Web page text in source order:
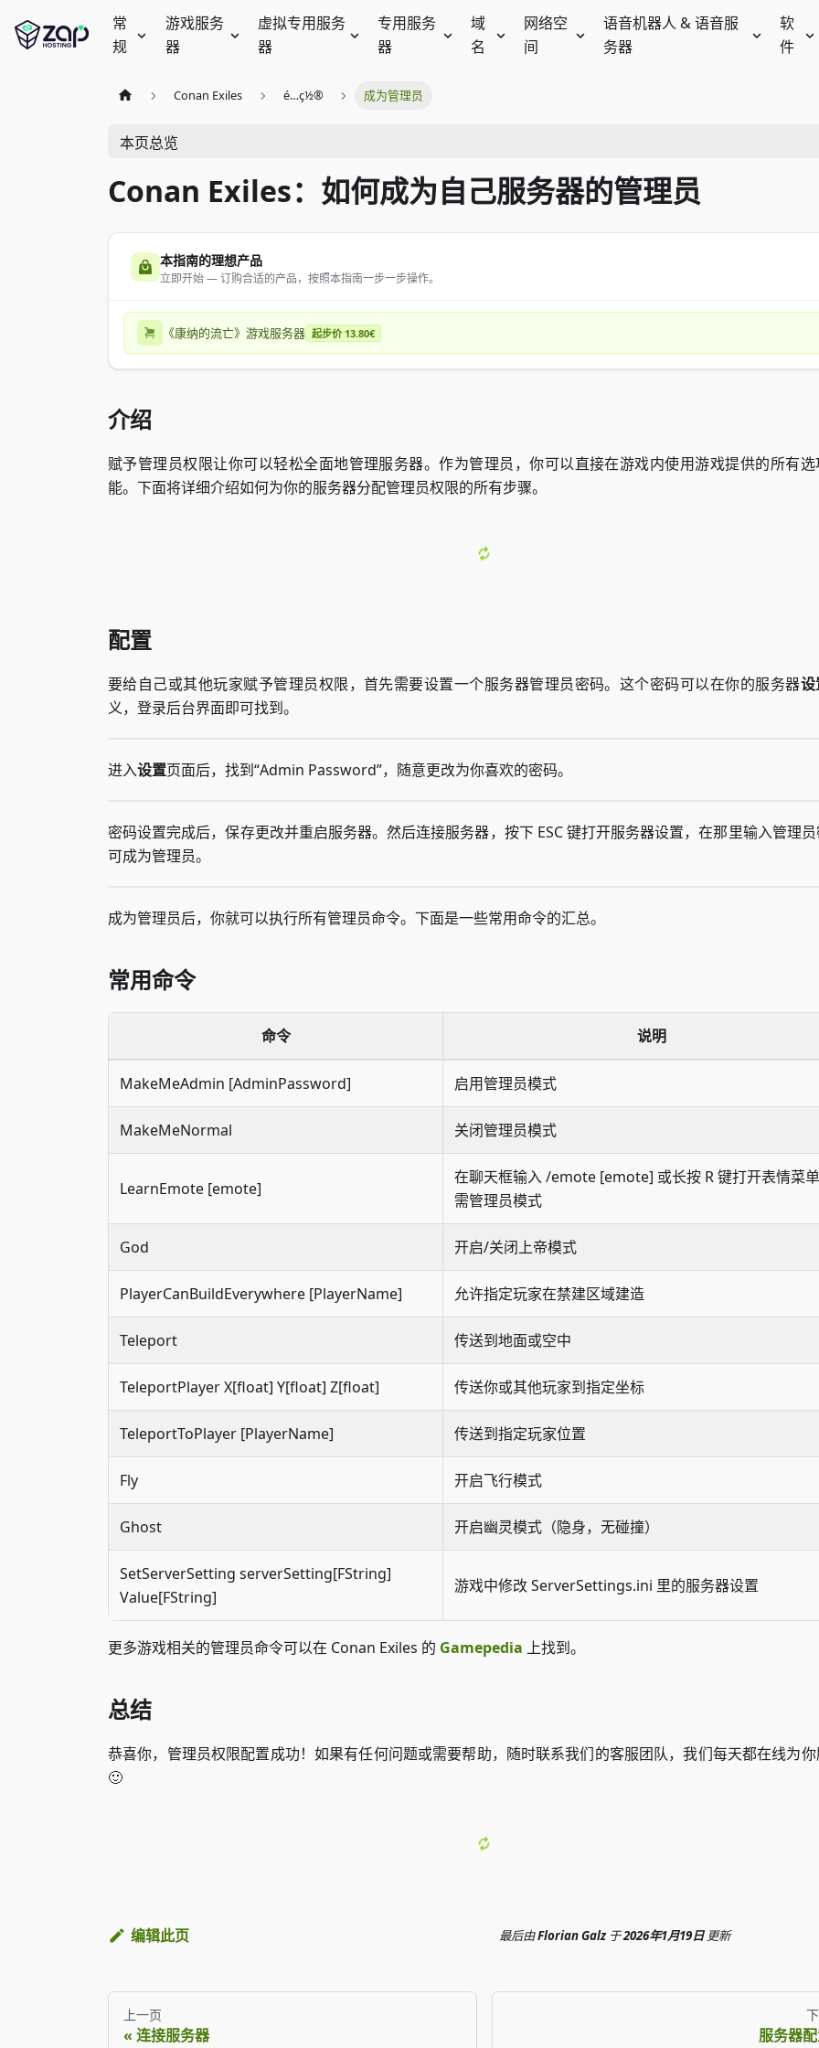
常
规
游戏服务
器
虚拟专用服务
器
专用服务
器
域
名
网络空
间
语音机器人 & 语音服
务器
软
件
Conan Exiles é…ç½® 成为管理员
本页总览
Conan Exiles：如何成为自己服务器的管理员
本指南的理想产品
立即开始 — 订购合适的产品，按照本指南一步一步操作。
《康纳的流亡》游戏服务器 起步价 13.80€
介绍
赋予管理员权限让你可以轻松全面地管理服务器。作为管理员，你可以直接在游戏内使用游戏提供的所有选
能。下面将详细介绍如何为你的服务器分配管理员权限的所有步骤。
配置
要给自己或其他玩家赋予管理员权限，首先需要设置一个服务器管理员密码。这个密码可以在你的服务器设
义，登录后台界面即可找到。
进入设置页面后，找到“Admin Password”，随意更改为你喜欢的密码。
密码设置完成后，保存更改并重启服务器。然后连接服务器，按下 ESC 键打开服务器设置，在那里输入管理
可成为管理员。
成为管理员后，你就可以执行所有管理员命令。下面是一些常用命令的汇总。
常用命令
命令 说明
MakeMeAdmin [AdminPassword] 启用管理员模式
MakeMeNormal 关闭管理员模式
LearnEmote [emote]
在聊天框输入 /emote [emote] 或长按 R 键打开表情菜单
需管理员模式
God 开启/关闭上帝模式
PlayerCanBuildEverywhere [PlayerName] 允许指定玩家在禁建区域建造
Teleport 传送到地面或空中
TeleportPlayer X[float] Y[float] Z[float] 传送你或其他玩家到指定坐标
TeleportToPlayer [PlayerName] 传送到指定玩家位置
Fly 开启飞行模式
Ghost 开启幽灵模式（隐身，无碰撞）
SetServerSetting serverSetting[FString]
Value[FString]
游戏中修改 ServerSettings.ini 里的服务器设置
更多游戏相关的管理员命令可以在 Conan Exiles 的 Gamepedia 上找到。
总结
恭喜你，管理员权限配置成功！如果有任何问题或需要帮助，随时联系我们的客服团队，我们每天都在线为你
🙂
编辑此页 最后由Florian Galz 于2026年1月19日 更新
上一页
连接服务器 服务器